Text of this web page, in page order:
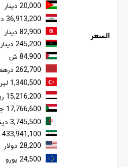
السعر
20,000 دينار
36,913,200 دينار
82,900 دينار
245,200 دينار
84,900 ش
262,700 درهم
1,340,500 ليرة
15,216,200 ريال
17,766,600 جنيه
3,745,500 دينار
433,941,100 ليرة
28,200 دولار
24,500 يورو